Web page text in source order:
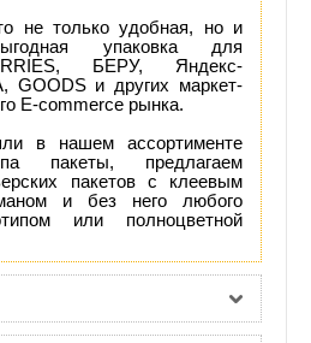
не только удобная, но и
упаковка для
БЕРУ, Яндекс-
GOODS и других маркет-
E-commerce рынка.
в нашем ассортименте
пакеты, предлагаем
пакетов с клеевым
и без него любого
или полноцветной